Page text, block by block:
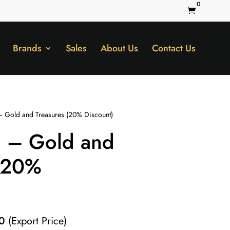

0
Brands Sales About Us Contact Us
and Treasures (20% Discount)
– Gold and
Current
(Export Price)